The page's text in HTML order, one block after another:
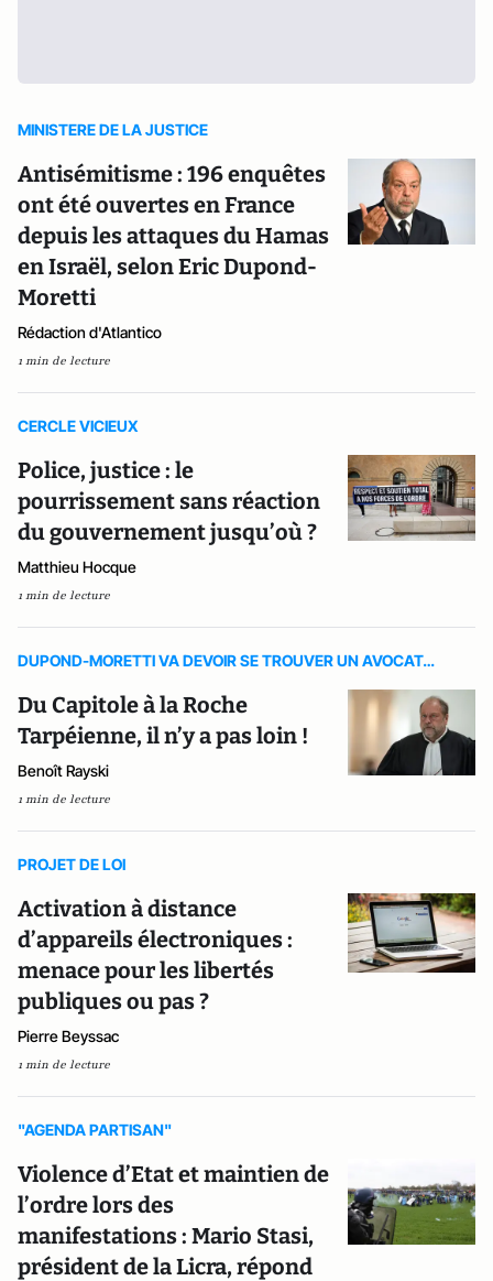
MINISTERE DE LA JUSTICE
Antisémitisme : 196 enquêtes
ont été ouvertes en France
depuis les attaques du Hamas
en Israël, selon Eric Dupond-
Moretti
Rédaction d'Atlantico
1 min de lecture
CERCLE VICIEUX
Police, justice : le
pourrissement sans réaction
du gouvernement jusqu’où ?
Matthieu Hocque
1 min de lecture
DUPOND-MORETTI VA DEVOIR SE TROUVER UN AVOCAT…
Du Capitole à la Roche
Tarpéienne, il n’y a pas loin !
Benoît Rayski
1 min de lecture
PROJET DE LOI
Activation à distance
d’appareils électroniques :
menace pour les libertés
publiques ou pas ?
Pierre Beyssac
1 min de lecture
"AGENDA PARTISAN"
Violence d’Etat et maintien de
l’ordre lors des
manifestations : Mario Stasi,
président de la Licra, répond